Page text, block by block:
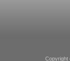
Copyright